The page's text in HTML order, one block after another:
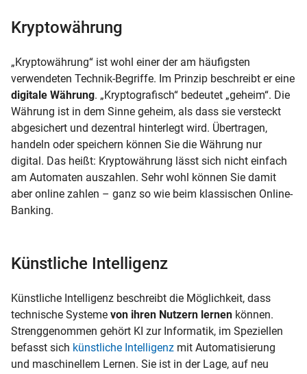
Kryptowährung
„Kryptowährung“ ist wohl einer der am häufigsten
verwendeten Technik-Begriffe. Im Prinzip beschreibt er eine
digitale Währung. „Kryptografisch“ bedeutet „geheim“. Die
Währung ist in dem Sinne geheim, als dass sie versteckt
abgesichert und dezentral hinterlegt wird. Übertragen,
handeln oder speichern können Sie die Währung nur
digital. Das heißt: Kryptowährung lässt sich nicht einfach
am Automaten auszahlen. Sehr wohl können Sie damit
aber online zahlen – ganz so wie beim klassischen Online-
Banking.
Künstliche Intelligenz
Künstliche Intelligenz beschreibt die Möglichkeit, dass
technische Systeme von ihren Nutzern lernen können.
Strenggenommen gehört KI zur Informatik, im Speziellen
befasst sich künstliche Intelligenz mit Automatisierung
und maschinellem Lernen. Sie ist in der Lage, auf neu